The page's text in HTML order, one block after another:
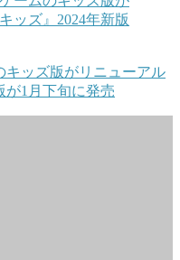
キッズ版がリニューアル
が1月下旬に発売